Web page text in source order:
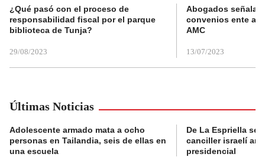
¿Qué pasó con el proceso de
responsabilidad fiscal por el parque
biblioteca de Tunja?
29/08/2023
Abogados
convenios ente
AMC
13/07/2023
Últimas Noticias
Adolescente armado mata a ocho
personas en Tailandia, seis de ellas en
una escuela
De La Espriella se
canciller israelí
presidencial